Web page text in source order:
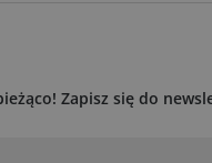
Zapisz się do